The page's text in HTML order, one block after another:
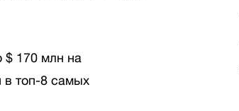
$ 170 млн на
в топ-8 самых